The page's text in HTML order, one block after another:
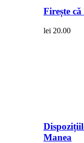
Firește
lei 20.00
Manea